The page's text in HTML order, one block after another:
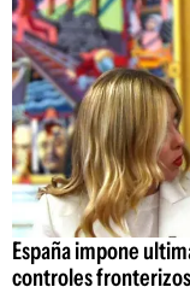
España impone
controles